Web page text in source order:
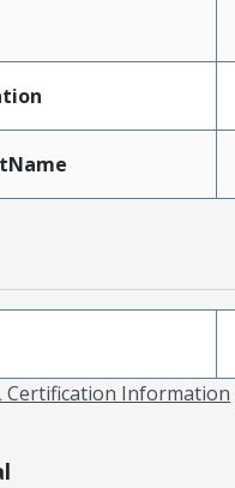
Certification Information